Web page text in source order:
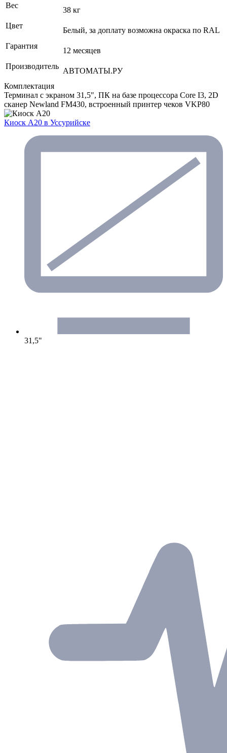
Вес
38 кг
Цвет
Белый, за доплату возможна окраска по RAL
Гарантия
12 месяцев
Производитель
АВТОМАТЫ.РУ
Комплектация
Терминал с экраном 31,5", ПК на базе процессора Core I3, 2D
сканер Newland FM430, встроенный принтер чеков VKP80
Киоск А20 в Уссурийске
31,5"